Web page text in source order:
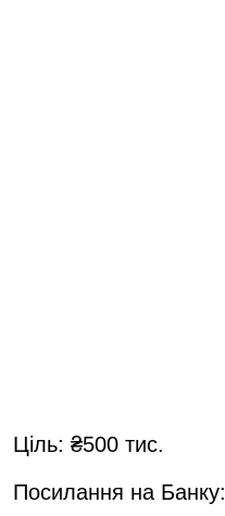
Ціль: ₴500 тис.
Посилання на Банку: